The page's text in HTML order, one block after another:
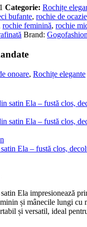
Categorie: Rochițe
bufante, rochie de ocazie
rochie feminină, rochie
Brand: Gogofashion
onoare, Rochițe elegante
Ela – fustă clos,
Ela impresionează
și mânecile lungi cu
și versatil, ideal